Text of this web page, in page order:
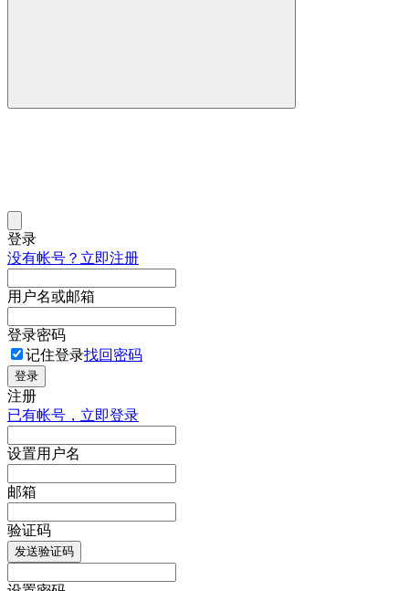
登录
没有帐号？立即注册
用户名或邮箱
登录密码
记住登录找回密码
登录
注册
已有帐号，立即登录
设置用户名
邮箱
验证码
发送验证码